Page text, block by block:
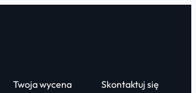
Twoja wycena Skontaktuj się